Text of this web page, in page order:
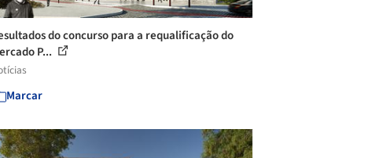
do concurso para a requalificação do
P...
Marcar